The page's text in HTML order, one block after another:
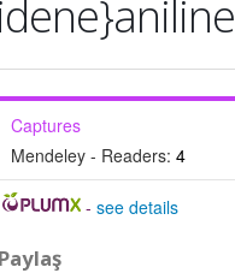
Captures
Mendeley - Readers: 4
-see details
Paylaş